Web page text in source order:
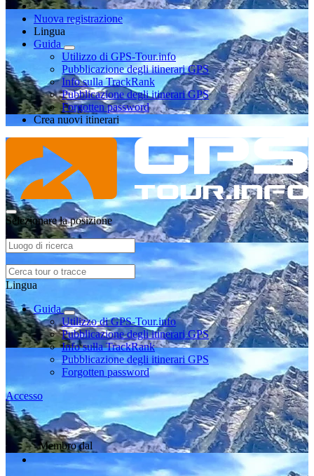
Nuova registrazione
Lingua
Guida
Utilizzo di GPS-Tour.info
Pubblicazione degli itinerari GPS
Info sulla TrackRank
Pubblicazione degli itinerari GPS
Forgotten password
Crea nuovi itinerari
Selezionare la posizione
Lingua
Guida
Utilizzo di GPS-Tour.info
Pubblicazione degli itinerari GPS
Info sulla TrackRank
Pubblicazione degli itinerari GPS
Forgotten password
Accesso
Membro dal